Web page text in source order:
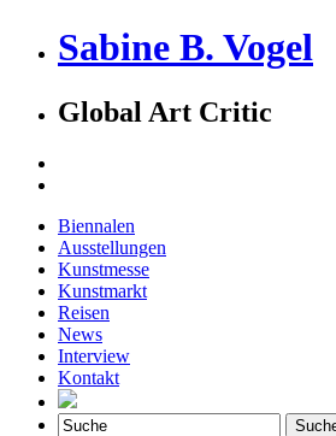
Sabine B. Vogel
Global Art Critic
Biennalen
Ausstellungen
Kunstmesse
Kunstmarkt
Reisen
News
Interview
Kontakt